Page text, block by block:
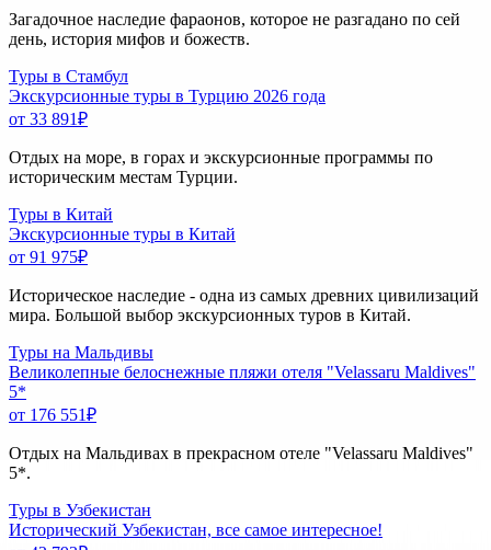
Загадочное наследие фараонов, которое не разгадано по сей
день, история мифов и божеств.
Туры в Стамбул
Экскурсионные туры в Турцию 2026 года
от 33 891₽
Отдых на море, в горах и экскурсионные программы по
историческим местам Турции.
Туры в Китай
Экскурсионные туры в Китай
от 91 975₽
Историческое наследие - одна из самых древних цивилизаций
мира. Большой выбор экскурсионных туров в Китай.
Туры на Мальдивы
Великолепные белоснежные пляжи отеля "Velassaru Maldives"
5*
от 176 551₽
Отдых на Мальдивах в прекрасном отеле "Velassaru Maldives"
5*.
Туры в Узбекистан
Исторический Узбекистан, все самое интересное!